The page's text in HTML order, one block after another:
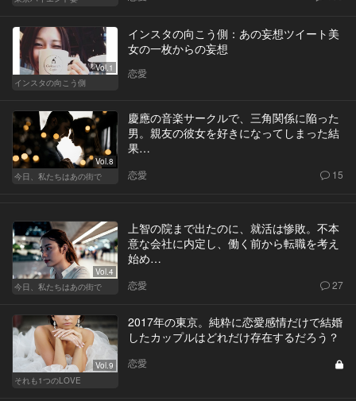
Vol.1
インスタの向こう側
インスタの向こう側：あの妄想ツイート美
女の一枚からの妄想
恋愛
Vol.8
今日、私たちはあの街で
慶應の音楽サークルで、三角関係に陥った
男。親友の彼女を好きになってしまった結
果…
恋愛 15
Vol.4
今日、私たちはあの街で
上智の院まで出たのに、就活は惨敗。不本
意な会社に内定し、働く前から転職を考え
始め…
恋愛 27
Vol.9
それも1つのLOVE
2017年の東京。純粋に恋愛感情だけで結婚
したカップルはどれだけ存在するだろう？
恋愛